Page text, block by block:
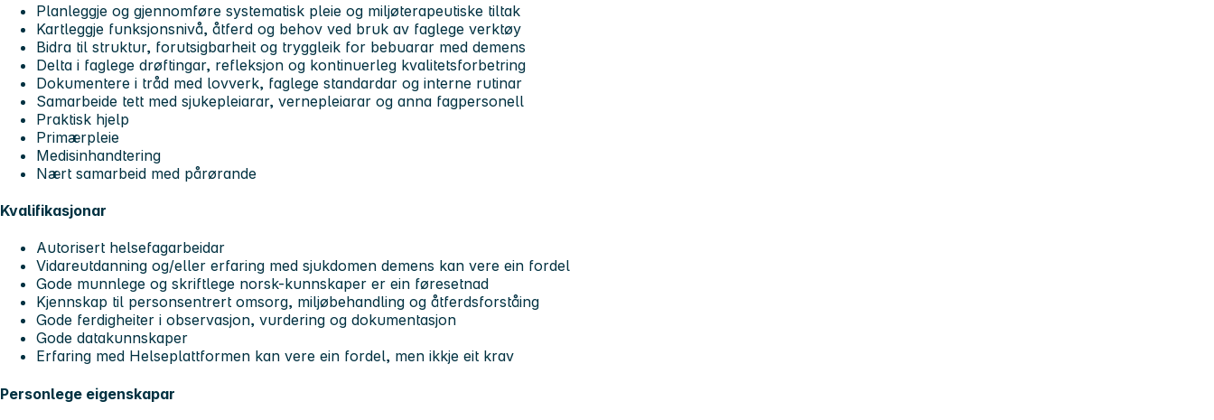
Planleggje og gjennomføre systematisk pleie og miljøterapeutiske tiltak
Kartleggje funksjonsnivå, åtferd og behov ved bruk av faglege verktøy
Bidra til struktur, forutsigbarheit og tryggleik for bebuarar med demens
Delta i faglege drøftingar, refleksjon og kontinuerleg kvalitetsforbetring
Dokumentere i tråd med lovverk, faglege standardar og interne rutinar
Samarbeide tett med sjukepleiarar, vernepleiarar og anna fagpersonell
Praktisk hjelp
Primærpleie
Medisinhandtering
Nært samarbeid med pårørande
Kvalifikasjonar
Autorisert helsefagarbeidar
Vidareutdanning og/eller erfaring med sjukdomen demens kan vere ein fordel
Gode munnlege og skriftlege norsk-kunnskaper er ein føresetnad
Kjennskap til personsentrert omsorg, miljøbehandling og åtferdsforståing
Gode ferdigheiter i observasjon, vurdering og dokumentasjon
Gode datakunnskaper
Erfaring med Helseplattformen kan vere ein fordel, men ikkje eit krav
Personlege eigenskapar